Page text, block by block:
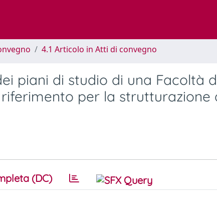
4.1 Articolo in Atti di convegno
piani di studio di una Facoltà
per la strutturazione
(DC)